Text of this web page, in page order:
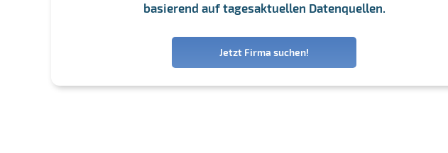
basierend auf tagesaktuellen Datenquellen.
Jetzt Firma suchen!